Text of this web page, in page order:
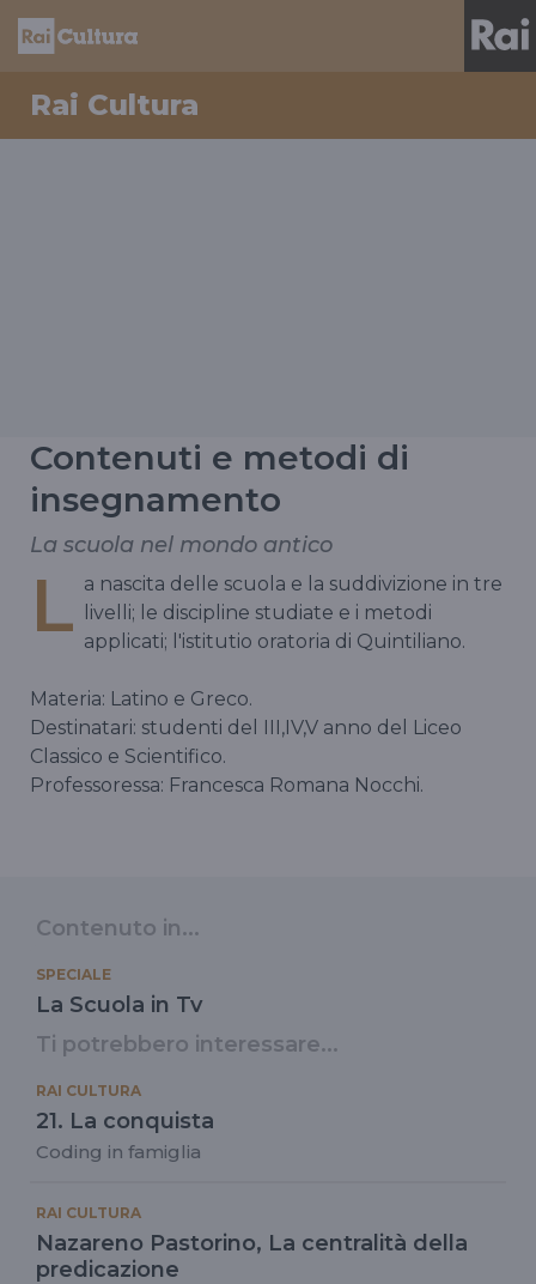
Rai Cultura
Contenuti e metodi di
insegnamento
La scuola nel mondo antico
L a nascita delle scuola e la suddivizione in tre
livelli; le discipline studiate e i metodi
applicati; l'istitutio oratoria di Quintiliano.
Materia: Latino e Greco.
Destinatari: studenti del III,IV,V anno del Liceo
Classico e Scientifico.
Professoressa: Francesca Romana Nocchi.
Contenuto in...
SPECIALE
La Scuola in Tv
Ti potrebbero interessare...
RAI CULTURA
21. La conquista
Coding in famiglia
RAI CULTURA
Nazareno Pastorino, La centralità della
predicazione